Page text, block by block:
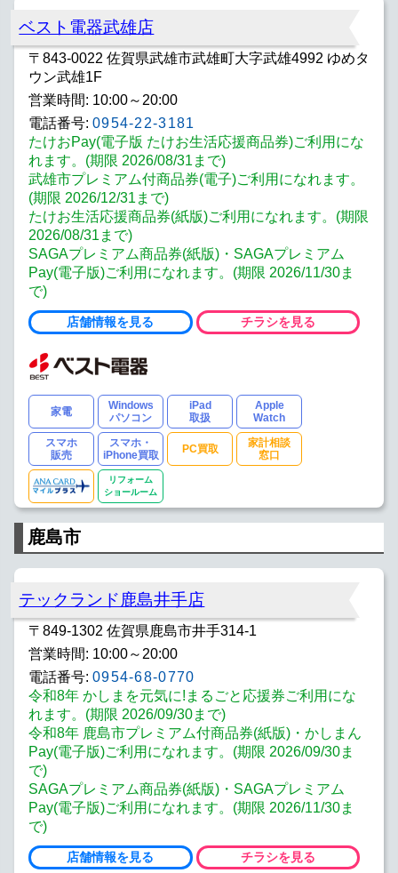
ベスト電器武雄店
〒843-0022 佐賀県武雄市武雄町大字武雄4992 ゆめタ
ウン武雄1F
営業時間: 10:00～20:00
電話番号: 0954-22-3181
たけおPay(電子版 たけお生活応援商品券)ご利用にな
れます。(期限 2026/08/31まで)
武雄市プレミアム付商品券(電子)ご利用になれます。
(期限 2026/12/31まで)
たけお生活応援商品券(紙版)ご利用になれます。(期限
2026/08/31まで)
SAGAプレミアム商品券(紙版)・SAGAプレミアム
Pay(電子版)ご利用になれます。(期限 2026/11/30ま
で)
店舗情報を見る チラシを見る
家電
Windows
パソコン
iPad
取扱
Apple
Watch
スマホ
販売
スマホ・
iPhone買取
PC買取
家計相談
窓口
リフォーム
ショールーム
鹿島市
テックランド鹿島井手店
〒849-1302 佐賀県鹿島市井手314-1
営業時間: 10:00～20:00
電話番号: 0954-68-0770
令和8年 かしまを元気に!まるごと応援券ご利用にな
れます。(期限 2026/09/30まで)
令和8年 鹿島市プレミアム付商品券(紙版)・かしまん
Pay(電子版)ご利用になれます。(期限 2026/09/30ま
で)
SAGAプレミアム商品券(紙版)・SAGAプレミアム
Pay(電子版)ご利用になれます。(期限 2026/11/30ま
で)
店舗情報を見る チラシを見る